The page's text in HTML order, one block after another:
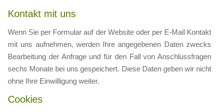
Kontakt mit uns
Wenn Sie per Formular auf der Website oder per E-Mail Kontakt
mit uns aufnehmen, werden Ihre angegebenen Daten zwecks
Bearbeitung der Anfrage und für den Fall von Anschlussfragen
sechs Monate bei uns gespeichert. Diese Daten geben wir nicht
ohne Ihre Einwilligung weiter.
Cookies